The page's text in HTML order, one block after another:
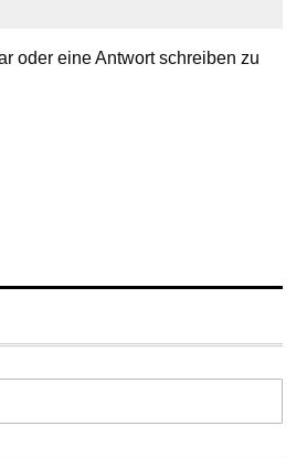
oder eine Antwort schreiben zu